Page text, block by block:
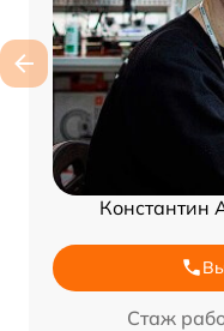
Константин
Стаж